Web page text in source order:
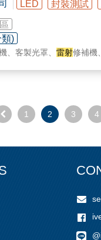
LED 封裝測試
)
、客製光罩、 雷射修補機
1 2 3 4